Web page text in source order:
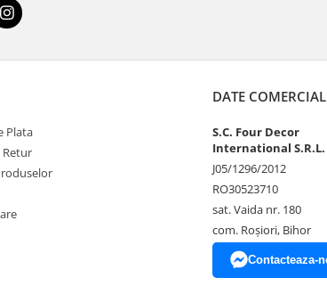
Plata
Retur
DATE
S.C. Four Decor
International S.R.L.
J05/1296/2012
RO30523710
sat. Vaida nr. 180
com. Roșiori, Bihor
Contacteaza-